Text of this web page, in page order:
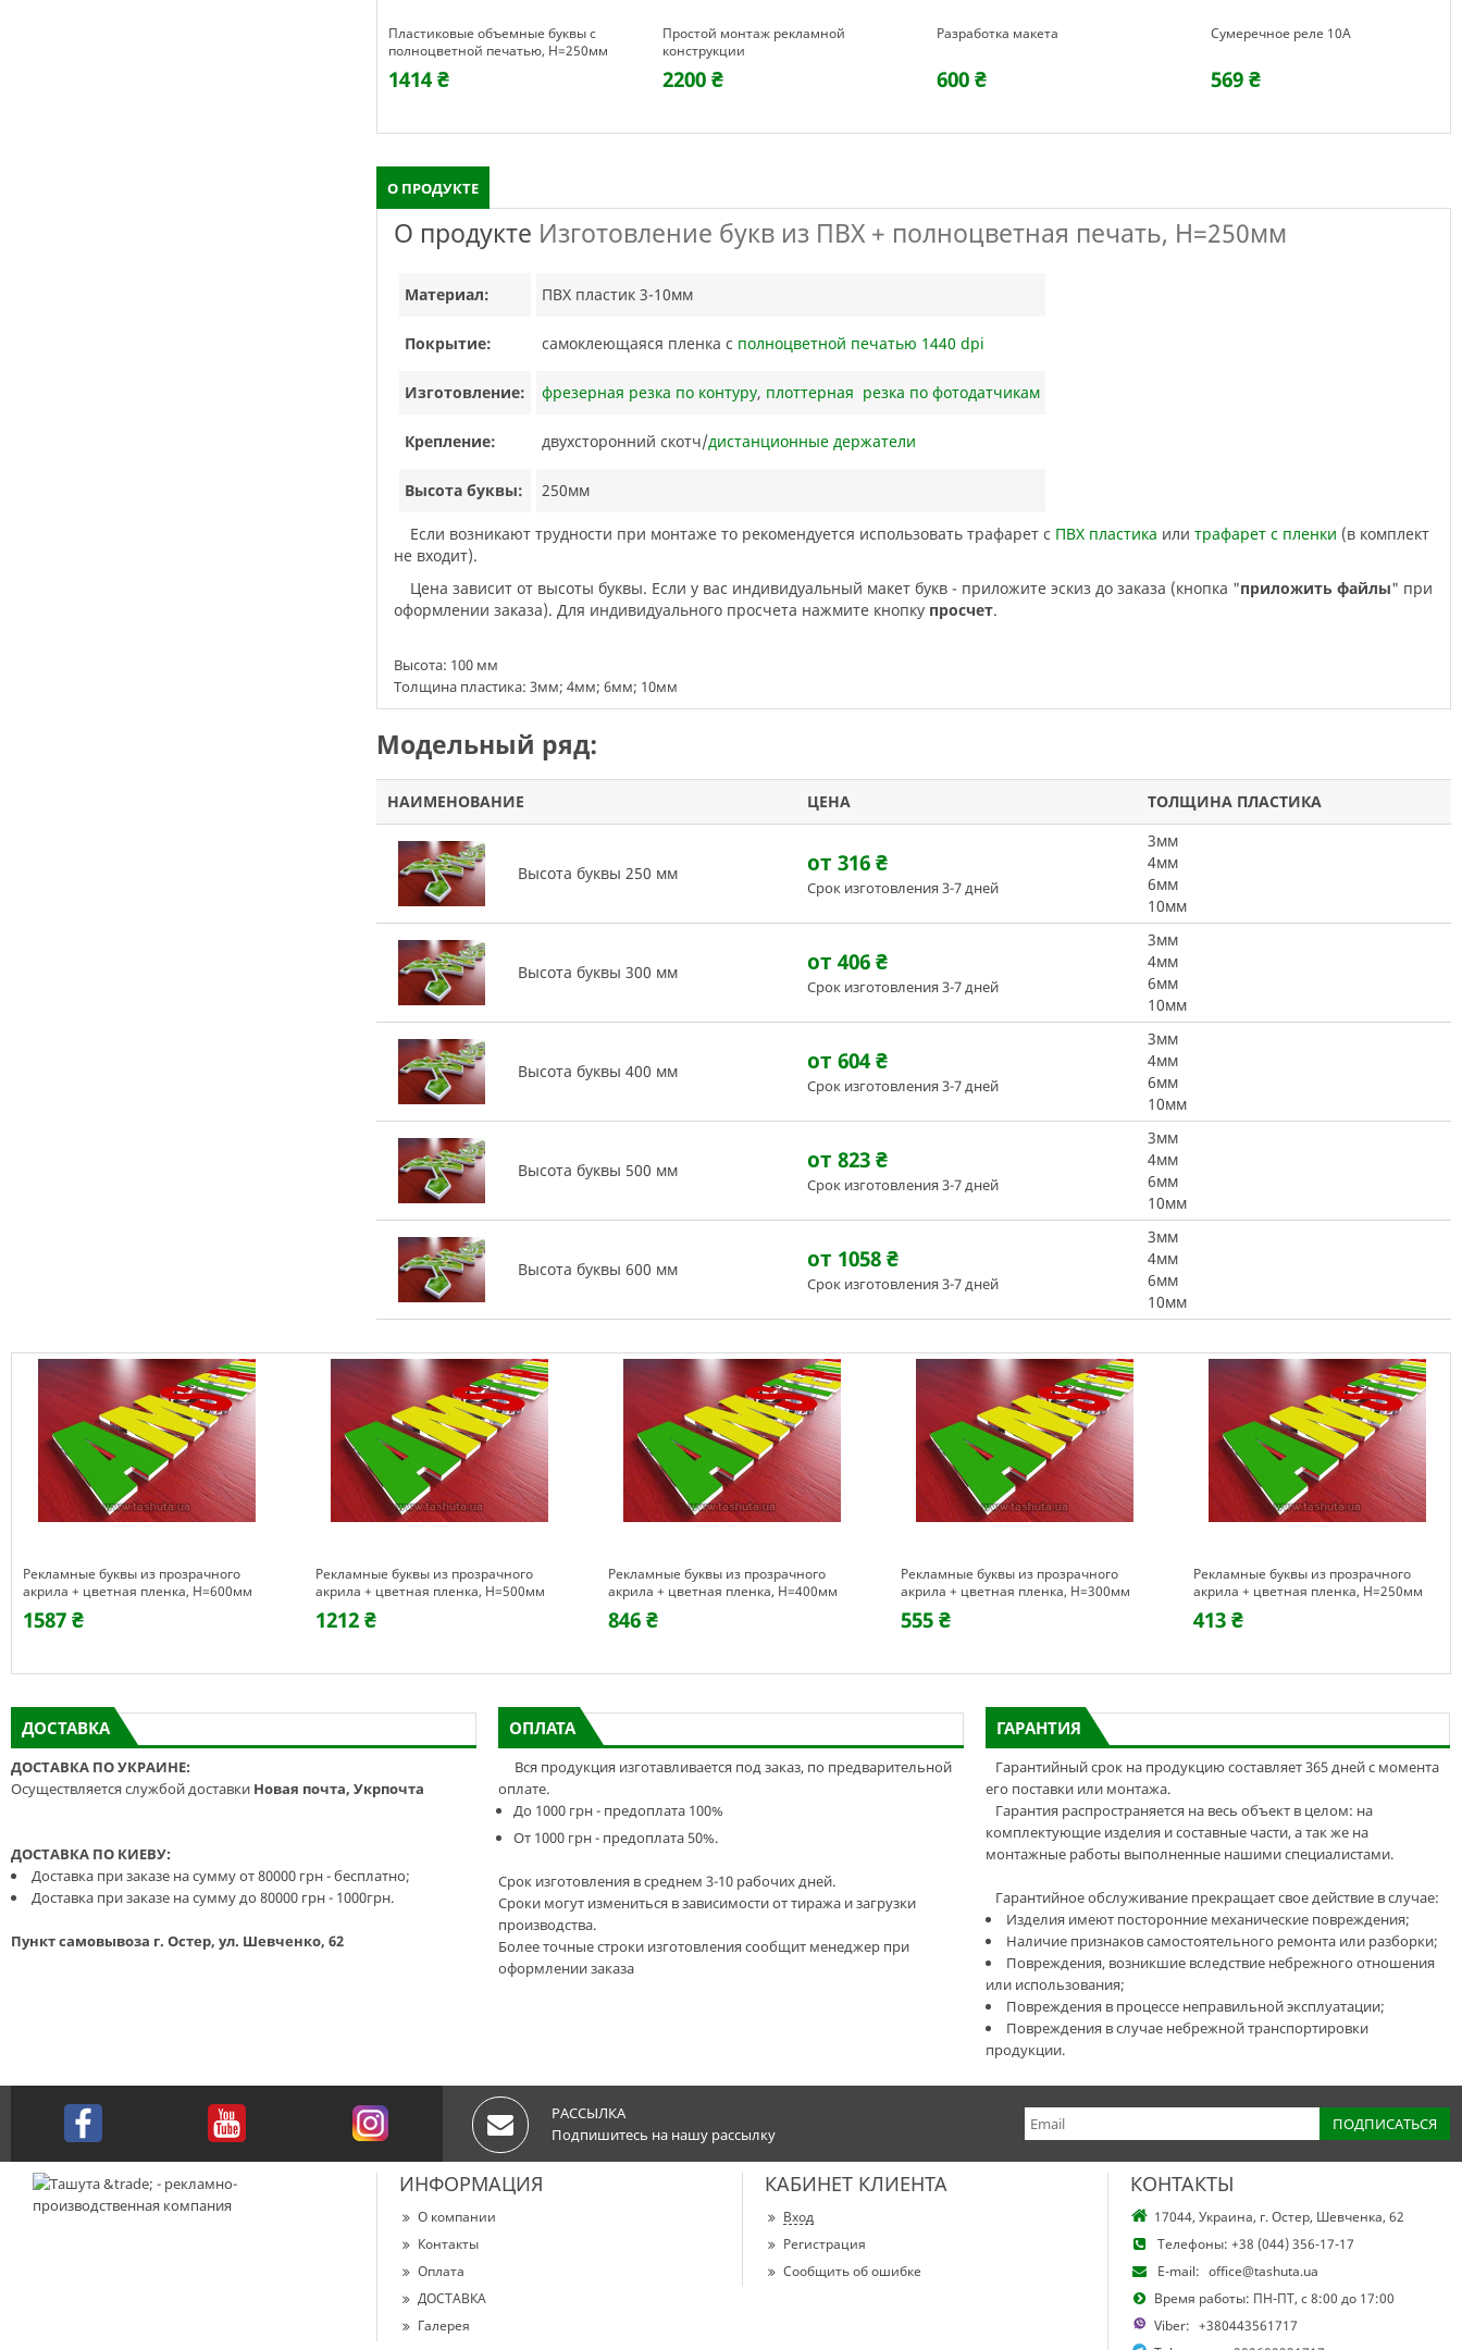
Простой монтаж рекламной
конструкции
2200 ₴
Разработка макета
600 ₴
Сумеречное реле 10А
569 ₴
Объемные светящиеся буквы с
2274 ₴
О ПРОДУКТЕ
О продукте Изготовление букв из ПВХ + полноцветная печать, H=250мм
Материал: ПВХ пластик 3-10мм
Покрытие: самоклеющаяся пленка с полноцветной печатью 1440 dpi
Изготовление: фрезерная резка по контуру, плоттерная резка по фотодатчикам
Крепление: двухсторонний скотч/дистанционные держатели
Высота буквы: 250мм
Если возникают трудности при монтаже то рекомендуется использовать трафарет с ПВХ пластика или трафарет с пленки (в комплект
не входит).
Цена зависит от высоты буквы. Если у вас индивидуальный макет букв - приложите эскиз до заказа (кнопка "приложить файлы" при
оформлении заказа). Для индивидуального просчета нажмите кнопку просчет.
Высота: 100 мм
Толщина пластика: 3мм; 4мм; 6мм; 10мм
Модельный ряд:
НАИМЕНОВАНИЕ ЦЕНА ТОЛЩИНА ПЛАСТИКА
Высота буквы 250 мм от 316₴
Срок изготовления 3-7 дней
3мм
4мм
6мм
10мм
Высота буквы 300 мм от 406₴
Срок изготовления 3-7 дней
3мм
4мм
6мм
10мм
Высота буквы 400 мм от 604₴
Срок изготовления 3-7 дней
3мм
4мм
6мм
10мм
Высота буквы 500 мм от 823₴
Срок изготовления 3-7 дней
3мм
4мм
6мм
10мм
Высота буквы 600 мм от 1058₴
Срок изготовления 3-7 дней
3мм
4мм
6мм
10мм
Рекламные буквы из прозрачного
акрила + цветная пленка, H=600мм
1587 ₴
Рекламные буквы из прозрачного
акрила + цветная пленка, H=500мм
1212 ₴
Рекламные буквы из прозрачного
акрила + цветная пленка, H=400мм
846 ₴
Рекламные буквы из прозрачного
акрила + цветная пленка, H=300мм
555 ₴
Рекламные буквы из прозрачного
акрила + цветная пленка, H=250мм
413 ₴
ДОСТАВКА
ДОСТАВКА ПО УКРАИНЕ:
Осуществляется службой доставки Новая почта, Укрпочта
ДОСТАВКА ПО КИЕВУ:
Доставка при заказе на сумму от 80000 грн - бесплатно;
Доставка при заказе на сумму до 80000 грн - 1000грн.
Пункт самовывоза г. Остер, ул. Шевченко, 62
ОПЛАТА
Вся продукция изготавливается под заказ, по предварительной
оплате.
До 1000 грн - предоплата 100%
От 1000 грн - предоплата 50%.
Срок изготовления в среднем 3-10 рабочих дней.
Сроки могут измениться в зависимости от тиража и загрузки
производства.
Более точные строки изготовления сообщит менеджер при
оформлении заказа
ГАРАНТИЯ
Гарантийный срок на продукцию составляет 365 дней с момента
его поставки или монтажа.
Гарантия распространяется на весь объект в целом: на
комплектующие изделия и составные части, а так же на
монтажные работы выполненные нашими специалистами.
Гарантийное обслуживание прекращает свое действие в случае:
Изделия имеют посторонние механические повреждения;
Наличие признаков самостоятельного ремонта или разборки;
Повреждения, возникшие вследствие небрежного отношения
или использования;
Повреждения в процессе неправильной эксплуатации;
Повреждения в случае небрежной транспортировки
продукции.
РАССЫЛКА
Подпишитесь на нашу рассылку
ИНФОРМАЦИЯ
О компании
Контакты
Оплата
ДОСТАВКА
Галерея
КАБИНЕТ КЛИЕНТА
Вход
Регистрация
Сообщить об ошибке
КОНТАКТЫ
17044, Украина, г. Остер, Шевченка, 62
Телефоны: +38 (044) 356-17-17
E-mail: office@tashuta.ua
Время работы: ПН-ПТ, с 8:00 до 17:00
Viber: +380443561717